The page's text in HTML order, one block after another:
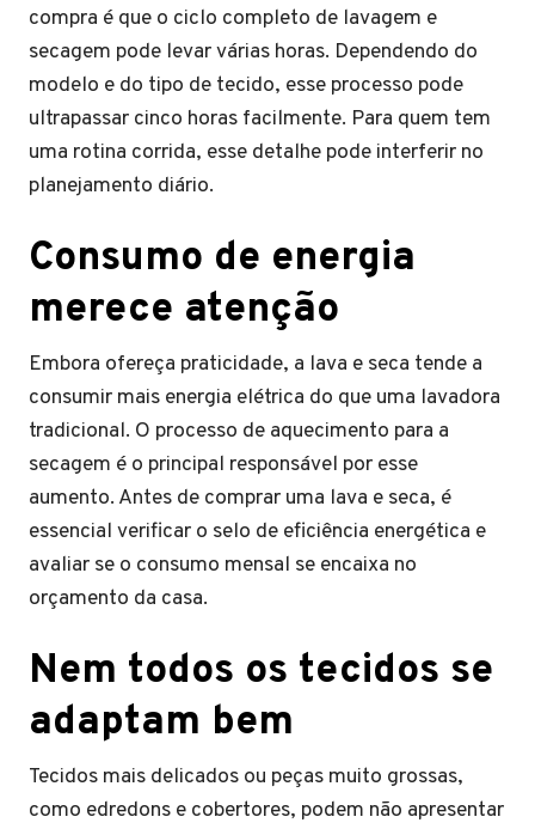
compra é que o ciclo completo de lavagem e
secagem pode levar várias horas. Dependendo do
modelo e do tipo de tecido, esse processo pode
ultrapassar cinco horas facilmente. Para quem tem
uma rotina corrida, esse detalhe pode interferir no
planejamento diário.
Consumo de energia
merece atenção
Embora ofereça praticidade, a lava e seca tende a
consumir mais energia elétrica do que uma lavadora
tradicional. O processo de aquecimento para a
secagem é o principal responsável por esse
aumento. Antes de comprar uma lava e seca, é
essencial verificar o selo de eficiência energética e
avaliar se o consumo mensal se encaixa no
orçamento da casa.
Nem todos os tecidos se
adaptam bem
Tecidos mais delicados ou peças muito grossas,
como edredons e cobertores, podem não apresentar